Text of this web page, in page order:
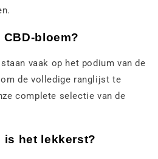
bloem?
staan vaak op het podium van de
de volledige ranglijst te
complete selectie van de
is het lekkerst?